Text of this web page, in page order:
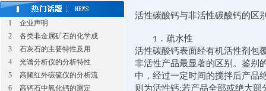
1
企业声明
2
各类非金属矿石的化学成
3
石灰石的主要特性及用
4
光谱分析仪的分析特性
5
高频红外碳硫仪的分析流
6
高钙石中氧化钙的测定
活性碳酸钙与非活性碳酸钙的区
1 ．疏水性
活性碳酸钙表面经有机活性剂包
非活性产品最显著的区别。鉴别
中，经过一定时间的搅拌后产品
则为活性钙;若产品全部或绝大部